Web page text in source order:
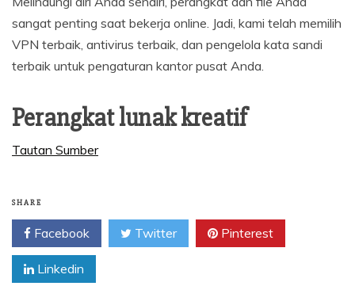
sangat penting saat bekerja online. Jadi, kami telah memilih
VPN terbaik, antivirus terbaik, dan pengelola kata sandi
terbaik untuk pengaturan kantor pusat Anda.
Perangkat lunak kreatif
Tautan Sumber
SHARE
Facebook Twitter Pinterest
Linkedin